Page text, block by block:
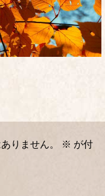
りません。 ※ が付